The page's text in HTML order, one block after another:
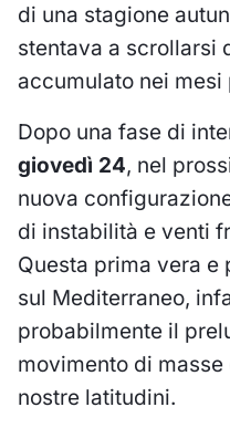
di una stagione
stentava a scrollarsi
accumulato nei mesi
Dopo una fase di
giovedì 24, nel
nuova
di instabilità e venti
Questa prima vera
sul Mediterraneo,
probabilmente il
movimento di masse
nostre latitudini.